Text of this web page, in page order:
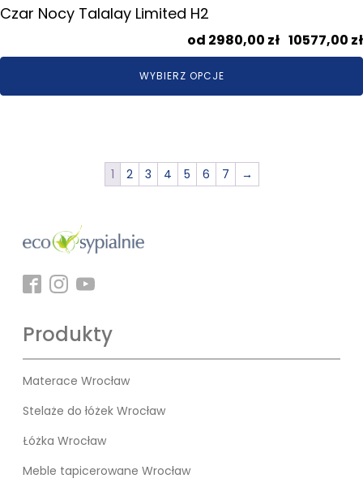
Czar Nocy Talalay Limited H2
2980,00 zł 10577,00 zł
WYBIERZ OPCJE
1 2 3 4 5 6 7 →
Produkty
Materace Wrocław
Stelaże do łóżek Wrocław
Łóżka Wrocław
Meble tapicerowane Wrocław